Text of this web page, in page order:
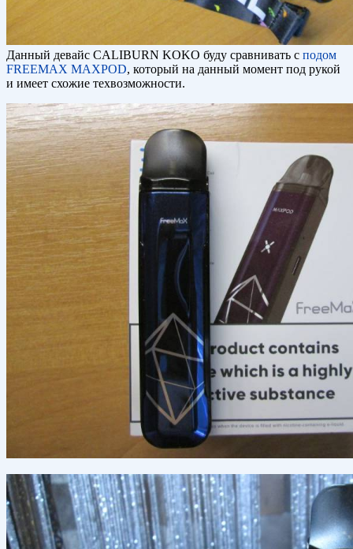
Данный девайс CALIBURN KOKO буду сравнивать с подом
FREEMAX MAXPOD, который на данный момент под рукой
и имеет схожие техвозможности.